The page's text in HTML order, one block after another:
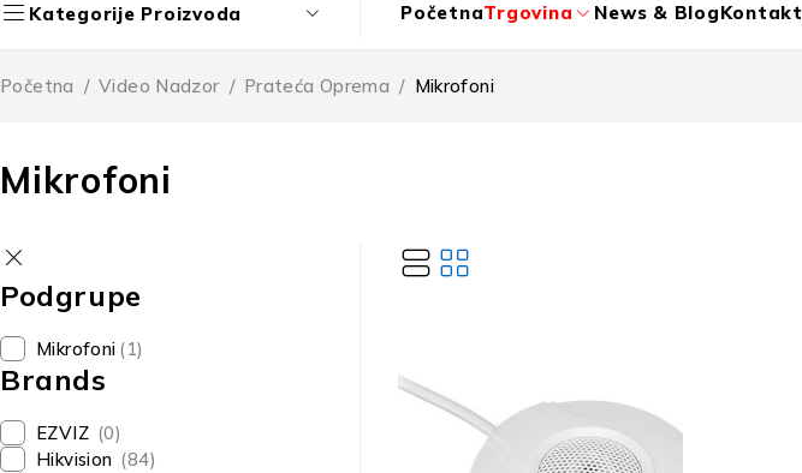
Kategorije Proizvoda PočetnaTrgovina News & BlogKontakt
Mikrofoni
Početna / Video Nadzor / Prateća Oprema / Mikrofoni
Podgrupe
Mikrofoni (1)
Brands
EZVIZ (0)
Hikvision (84)